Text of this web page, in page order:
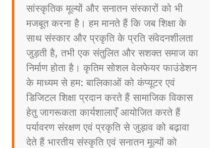
सांस्कृतिक मूल्यों और सनातन संस्कारों को भी
मजबूत करना है। हम मानते हैं कि जब शिक्षा के
साथ संस्कार और प्रकृति के प्रति संवेदनशीलता
जुड़ती है, तभी एक संतुलित और सशक्त समाज का
निर्माण होता है। कृतिम सोशल वेलफेयर फाउंडेशन
के माध्यम से हम: बालिकाओं को कंप्यूटर एवं
डिजिटल शिक्षा प्रदान करते हैं सामाजिक विकास
हेतु जागरूकता कार्यशालाएँ आयोजित करते हैं
पर्यावरण संरक्षण एवं प्रकृति से जुड़ाव को बढ़ावा
देते हैं भारतीय संस्कृति एवं सनातन मूल्यों को